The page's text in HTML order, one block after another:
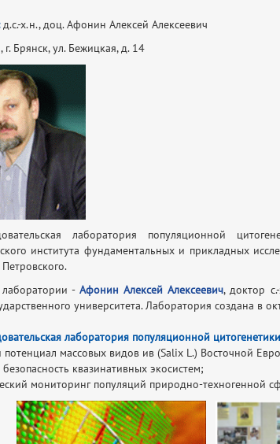
д.с.-х.н., доц. Афонин Алексей Алексеевич
г. Брянск, ул. Бежицкая, д. 14
лаборатория популяционной
института фундаментальных и прикладных
лаборатории -Афонин Алексей Алексеевич, доктор
университета. Лаборатория создана в
лаборатория популяционной
потенциал массовых видов ив (Salix L.) Восточной
безопасность квазинативных экосистем;
мониторинг популяций природно-техногенной